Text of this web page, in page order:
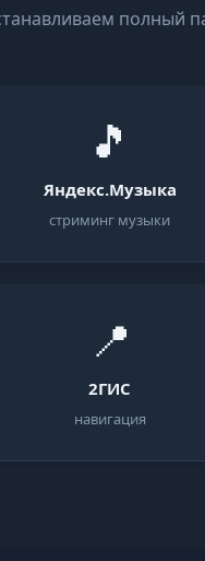
полный
🎵
Яндекс.Музыка
стриминг музыки
📍
2ГИС
навигация